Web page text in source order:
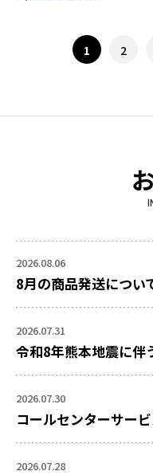
1 2
2026.08.06
8月の商品発送につい
2026.07.31
令和8年熊本地震に伴
2026.07.30
コールセンターサー
2026.07.28